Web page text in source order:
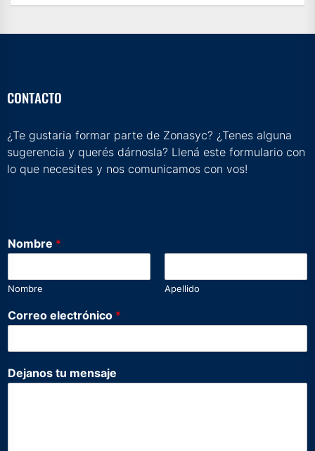
CONTACTO
¿Te gustaria formar parte de Zonasyc? ¿Tenes alguna
sugerencia y querés dárnosla? Llená este formulario con
lo que necesites y nos comunicamos con vos!
Nombre *
Nombre Apellido
N
o
b
e
Correo electrónico *
Dejanos tu mensaje